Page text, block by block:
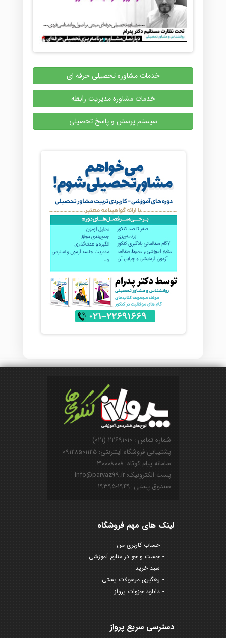
خدمات مشاوره تحصیلی حرفه ای
خدمات مشاوره مدیریت رابطه
سیستم پرسش و پاسخ تحصیلی
شماره تماس : ۲۲۶۹۱۰۱۰-(۰۲۱)
پشتیبانی فروشگاه اینترنتی: ۰۹۱۲۸۵۰۱۱۲۵
سامانه پیام کوتاه: ۳۰۰۰۸۰۰۸
پست الکترونیک: info@parvaz99.ir
صندوق پستی: ۱۹۴۹-۱۹۳۹۵
لینک های مهم فروشگاه
حساب کاربری من
جست و جو در منابع آموزشی
سبد خرید
رهگیری مرسولات پستی
دانلود جزوات پرواز
دسترسی سریع پرواز